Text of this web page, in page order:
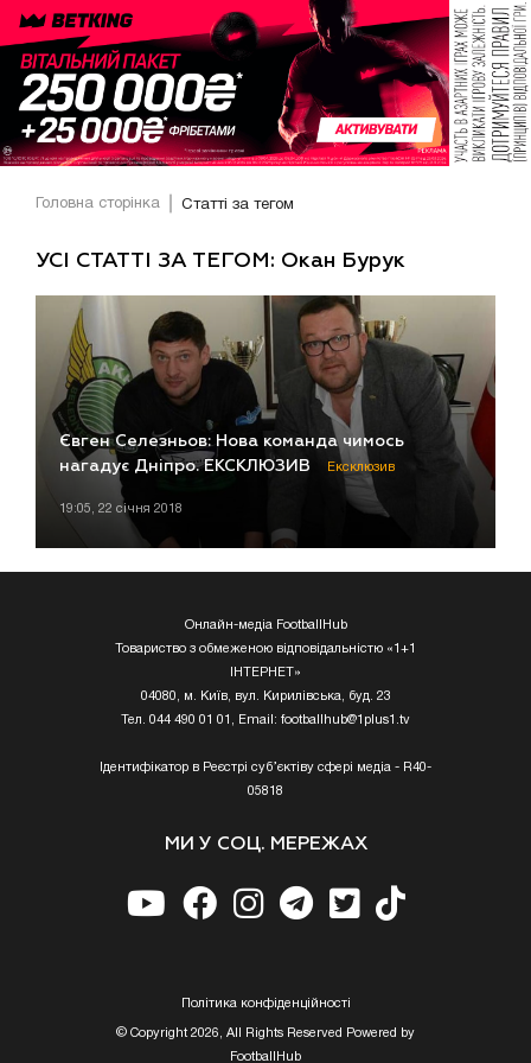
Головна сторінка Статті за тегом
УСІ СТАТТІ ЗА ТЕГОМ: Окан Бурук
Євген Селезньов: Нова команда чимось
нагадує Дніпро. ЕКСКЛЮЗИВ
Ексклюзив
19:05, 22 січня 2018
Онлайн-медіа FootballHub
Товариство з обмеженою відповідальністю «1+1
ІНТЕРНЕТ»
04080, м. Київ, вул. Кирилівська, буд. 23
Тел. 044 490 01 01, Email: footballhub@1plus1.tv
Ідентифікатор в Реєстрі суб’єктіву сфері медіа - R40-
05818
МИ У СОЦ. МЕРЕЖАХ
Полiтика конфiденцiйностi
© Copyright 2026, All Rights Reserved Powered by
FootballHub